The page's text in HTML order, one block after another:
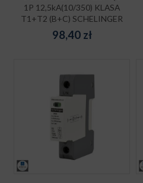
1P 12,5kA(10/350) KLASA
T1+T2 (B+C) SCHELINGER
98,40zł